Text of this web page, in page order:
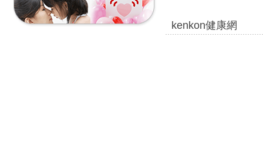
kenkon健康網